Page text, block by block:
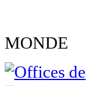
MONDE